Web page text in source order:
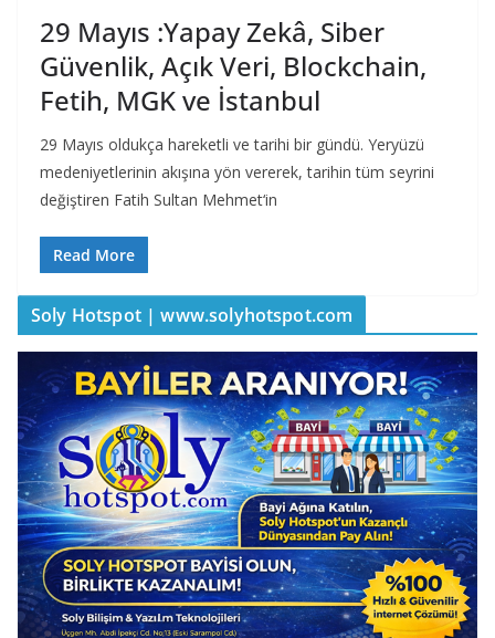
29 Mayıs :Yapay Zekâ, Siber
Güvenlik, Açık Veri, Blockchain,
Fetih, MGK ve İstanbul
29 Mayıs oldukça hareketli ve tarihi bir gündü. Yeryüzü
medeniyetlerinin akışına yön vererek, tarihin tüm seyrini
değiştiren Fatih Sultan Mehmet‘in
Read More
Soly Hotspot | www.solyhotspot.com